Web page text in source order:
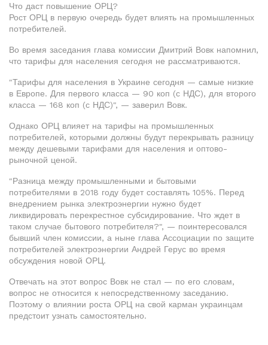
Что даст повышение ОРЦ?
Рост ОРЦ в первую очередь будет влиять на промышленных
потребителей.
Во время заседания глава комиссии Дмитрий Вовк напомнил,
что тарифы для населения сегодня не рассматриваются.
"Тарифы для населения в Украине сегодня — самые низкие
в Европе. Для первого класса — 90 коп (с НДС), для второго
класса — 168 коп (с НДС)", — заверил Вовк.
Однако ОРЦ влияет на тарифы на промышленных
потребителей, которыми должны будут перекрывать разницу
между дешевыми тарифами для населения и оптово-
рыночной ценой.
"Разница между промышленными и бытовыми
потребителями в 2018 году будет составлять 105%. Перед
внедрением рынка электроэнергии нужно будет
ликвидировать перекрестное субсидирование. Что ждет в
таком случае бытового потребителя?", — поинтересовался
бывший член комиссии, а ныне глава Ассоциации по защите
потребителей электроэнергии Андрей Герус во время
обсуждения новой ОРЦ.
Отвечать на этот вопрос Вовк не стал — по его словам,
вопрос не относится к непосредственному заседанию.
Поэтому о влиянии роста ОРЦ на свой карман украинцам
предстоит узнать самостоятельно.